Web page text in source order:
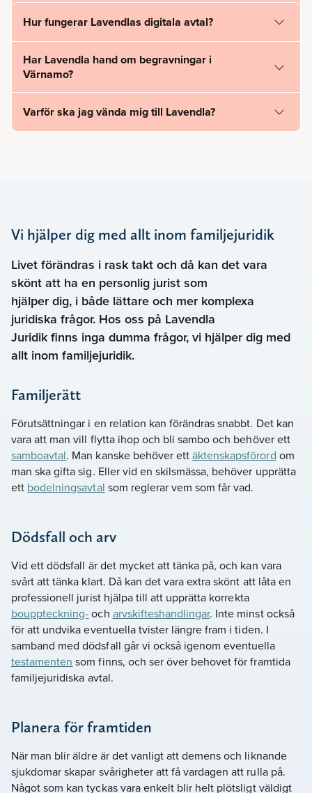
Hur fungerar Lavendlas digitala avtal?
Har Lavendla hand om begravningar i
Värnamo?
Varför ska jag vända mig till Lavendla?
Vi hjälper dig med allt inom familjejuridik
Livet förändras i rask takt och då kan det vara
skönt att ha en personlig jurist som
hjälper dig, i både lättare och mer komplexa
juridiska frågor. Hos oss på Lavendla
Juridik finns inga dumma frågor, vi hjälper dig med
allt inom familjejuridik.
Familjerätt
Förutsättningar i en relation kan förändras snabbt. Det kan
vara att man vill flytta ihop och bli sambo och behöver ett
samboavtal. Man kanske behöver ettäktenskapsförord om
man ska gifta sig. Eller vid en skilsmässa, behöver upprätta
ett bodelningsavtal som reglerar vem som får vad.
Dödsfall och arv
Vid ett dödsfall är det mycket att tänka på, och kan vara
svårt att tänka klart. Då kan det vara extra skönt att låta en
professionell jurist hjälpa till att upprätta korrekta
bouppteckning-och arvskifteshandlingar. Inte minst också
för att undvika eventuella tvister längre fram i tiden. I
samband med dödsfall går vi också igenom eventuella
testamenten som finns, och ser över behovet för framtida
familjejuridiska avtal.
Planera för framtiden
När man blir äldre är det vanligt att demens och liknande
sjukdomar skapar svårigheter att få vardagen att rulla på.
Något som kan tyckas vara enkelt blir helt plötsligt väldigt